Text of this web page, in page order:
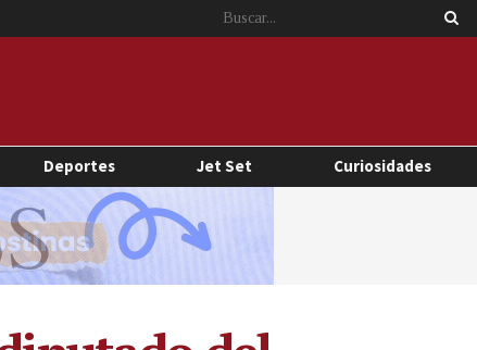
Deportes Jet Set Curiosidades